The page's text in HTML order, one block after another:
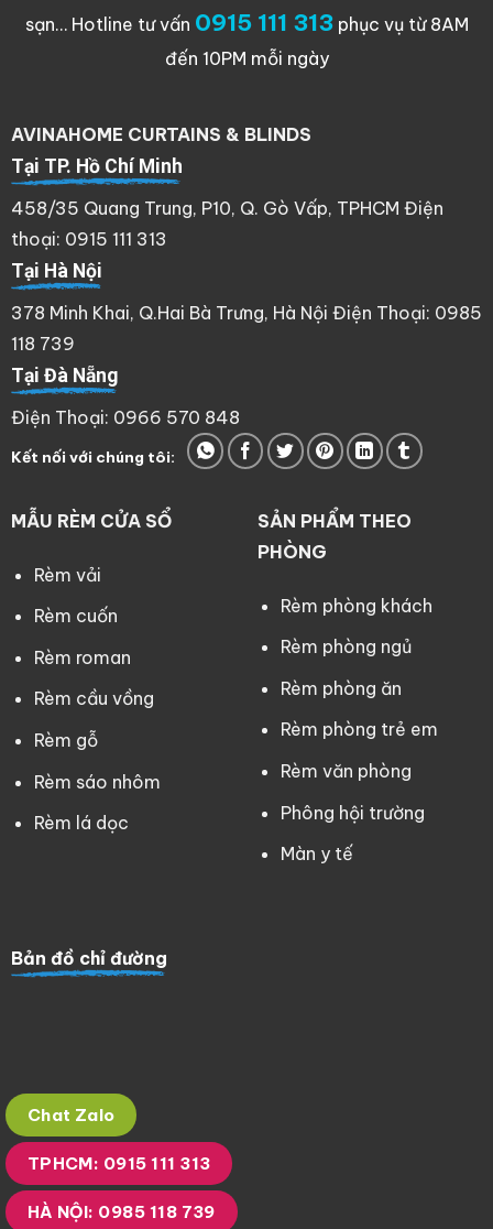
sạn… Hotline tư vấn 0915 111 313phục vụ từ 8AM
đến 10PM mỗi ngày
AVINAHOME CURTAINS & BLINDS
Tại TP. Hồ Chí Minh
458/35 Quang Trung, P10, Q. Gò Vấp, TPHCM Điện
thoại: 0915 111 313
Tại Hà Nội
378 Minh Khai, Q.Hai Bà Trưng, Hà Nội Điện Thoại: 0985
118 739
Tại Đà Nẵng
Điện Thoại: 0966 570 848
Kết nối với chúng tôi:
MẪU RÈM CỬA SỔ
Rèm vải
Rèm cuốn
Rèm roman
Rèm cầu vồng
Rèm gỗ
Rèm sáo nhôm
Rèm lá dọc
SẢN PHẨM THEO
PHÒNG
Rèm phòng khách
Rèm phòng ngủ
Rèm phòng ăn
Rèm phòng trẻ em
Rèm văn phòng
Phông hội trường
Màn y tế
Bản đồ chỉ đường
Chat Zalo
TPHCM: 0915 111 313
HÀ NỘI: 0985 118 739